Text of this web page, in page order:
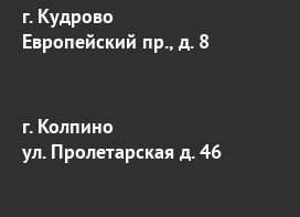
г. Кудрово
Европейский пр., д. 8
г. Колпино
ул. Пролетарская д. 46